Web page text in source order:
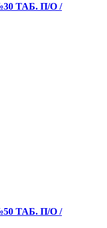
ТАБ. П/О /
ТАБ. П/О /